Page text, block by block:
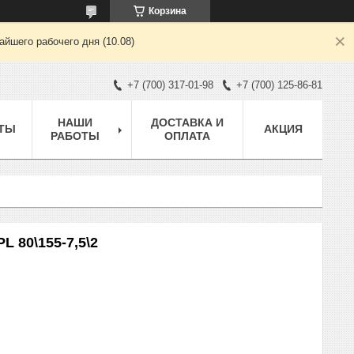
Корзина
рабочего дня (10.08)
+7 (700) 317-01-98 +7 (700) 125-86-81
НАШИ
РАБОТЫ
ДОСТАВКА И
ОПЛАТА
АКЦИЯ
80\155-7,5\2